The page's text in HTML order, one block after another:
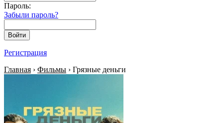
Пароль:
Забыли пароль?
Войти
Регистрация
Главная › Фильмы › Грязные деньги